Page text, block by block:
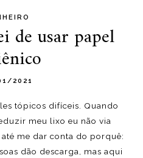
de usar papel
2021
tópicos difíceis. Quando
meu lixo eu não via
me dar conta do porquê:
dão descarga, mas aqui